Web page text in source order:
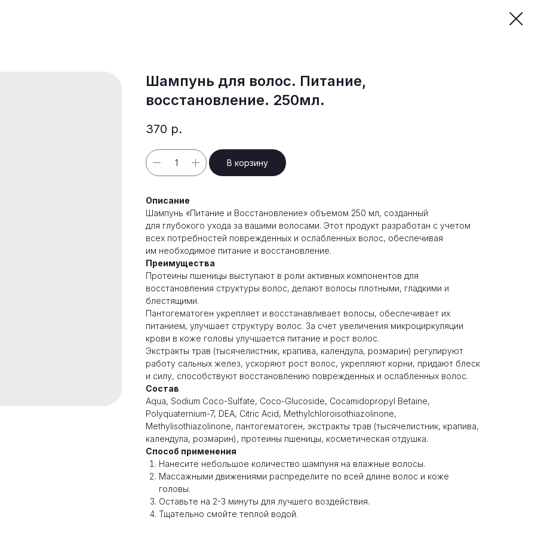
Шампунь для волос. Питание,
восстановление. 250мл.
370 р.
В корзину
Описание
Шампунь «Питание и Восстановление» объемом 250 мл, созданный
для глубокого ухода за вашими волосами. Этот продукт разработан с учетом
всех потребностей поврежденных и ослабленных волос, обеспечивая
им необходимое питание и восстановление.
Преимущества
Протеины пшеницы выступают в роли активных компонентов для
восстановления структуры волос, делают волосы плотными, гладкими и
блестящими.
Пантогематоген укрепляет и восстанавливает волосы, обеспечивает их
питанием, улучшает структуру волос. За счет увеличения микроциркуляции
крови в коже головы улучшается питание и рост волос.
Экстракты трав (тысячелистник, крапива, календула, розмарин) регулируют
работу сальных желез, ускоряют рост волос, укрепляют корни, придают блеск
и силу, способствуют восстановлению поврежденных и ослабленных волос.
Состав
Aqua, Sodium Coco-Sulfate, Coco-Glucoside, Cocamidopropyl Betaine,
Polyquaternium-7, DEA, Citric Acid, Methylchloroisothiazolinone,
Methylisothiazolinone, пантогематоген, экстракты трав (тысячелистник, крапива,
календула, розмарин), протеины пшеницы, косметическая отдушка.
Способ применения
Нанесите небольшое количество шампуня на влажные волосы.
Массажными движениями распределите по всей длине волос и коже
головы.
Оставьте на 2-3 минуты для лучшего воздействия.
Тщательно смойте теплой водой.